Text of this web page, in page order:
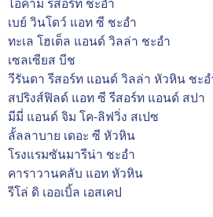
ไอคาม รีสอร์ท ชะอำ
เบย์ วินโดว์ แอท ซี ชะอำ
ทะเล โฮเต็ล แอนด์ วิลล่า ชะอำ
เซลเซียส บีช
วีรันดา รีสอร์ท แอนด์ วิลล่า หัวหิน ชะอ
สปริงส์ฟิลด์ แอท ซี รีสอร์ท แอนด์ สปา
มีมี่ แอนด์ จิม โค-ลิฟวิ่ง สเปซ
ลั้ลลาบาย เดอะ ซี หัวหิน
โรงแรมซันมารีน่า ชะอำ
คาราวานคลับ แอท หัวหิน
รีโล่ ดิ เออเบิ้ล เอสเคป